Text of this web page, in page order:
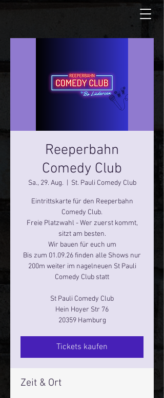
Reeperbahn
Comedy Club
Sa., 29. Aug. St. Pauli Comedy Club
Eintrittskarte für den Reeperbahn
Comedy Club.
Freie Platzwahl - Wer zuerst kommt,
sitzt am besten.
Wir bauen für euch um
Bis zum 01.09.26 finden alle Shows nur
200m weiter im nagelneuen St Pauli
Comedy Club statt
St Pauli Comedy Club
Hein Hoyer Str 76
20359 Hamburg
Tickets kaufen
Zeit & Ort